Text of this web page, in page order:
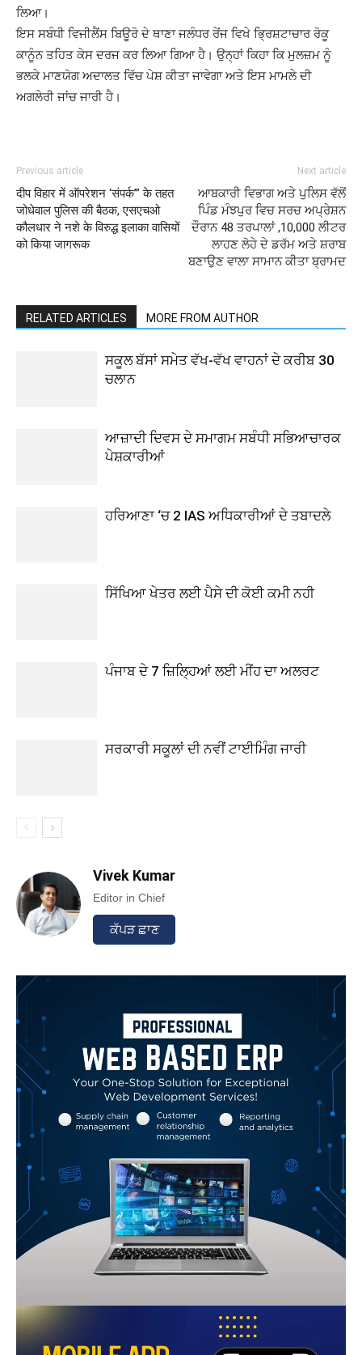
ਲਿਆ।
ਇਸ ਸਬੰਧੀ ਵਿਜੀਲੈਂਸ ਬਿਊਰੋ ਦੇ ਥਾਣਾ ਜਲੰਧਰ ਰੇਂਜ ਵਿਖੇ ਭ੍ਰਿਸ਼ਟਾਚਾਰ ਰੋਕੂ
ਕਾਨੂੰਨ ਤਹਿਤ ਕੇਸ ਦਰਜ ਕਰ ਲਿਆ ਗਿਆ ਹੈ। ਉਨ੍ਹਾਂ ਕਿਹਾ ਕਿ ਮੁਲਜ਼ਮ ਨੂੰ
ਭਲਕੇ ਮਾਣਯੋਗ ਅਦਾਲਤ ਵਿੱਚ ਪੇਸ਼ ਕੀਤਾ ਜਾਵੇਗਾ ਅਤੇ ਇਸ ਮਾਮਲੇ ਦੀ
ਅਗਲੇਰੀ ਜਾਂਚ ਜਾਰੀ ਹੈ।
Previous article
दीप विहार में ऑपरेशन ‘संपर्क’” के तहत
जोधेवाल पुलिस की बैठक, एसएचओ
कौलधार ने नशे के विरुद्ध इलाका वासियों
को किया जागरूक
Next article
ਆਬਕਾਰੀ ਵਿਭਾਗ ਅਤੇ ਪੁਲਿਸ ਵੱਲੋਂ
ਪਿੰਡ ਮੰਝਪੁਰ ਵਿਚ ਸਰਚ ਅਪ੍ਰੇਸ਼ਨ
ਦੌਰਾਨ 48 ਤਰਪਾਲਾਂ ,10,000 ਲੀਟਰ
ਲਾਹਣ ਲੋਹੇ ਦੇ ਡਰੱਮ ਅਤੇ ਸ਼ਰਾਬ
ਬਣਾਉਣ ਵਾਲਾ ਸਾਮਾਨ ਕੀਤਾ ਬ੍ਰਾਮਦ
RELATED ARTICLES MORE FROM AUTHOR
ਸਕੂਲ ਬੱਸਾਂ ਸਮੇਤ ਵੱਖ-ਵੱਖ ਵਾਹਨਾਂ ਦੇ ਕਰੀਬ 30
ਚਲਾਨ
ਆਜ਼ਾਦੀ ਦਿਵਸ ਦੇ ਸਮਾਗਮ ਸਬੰਧੀ ਸਭਿਆਚਾਰਕ
ਪੇਸ਼ਕਾਰੀਆਂ
ਹਰਿਆਣਾ ‘ਚ 2 IAS ਅਧਿਕਾਰੀਆਂ ਦੇ ਤਬਾਦਲੇ
ਸਿੱਖਿਆ ਖੇਤਰ ਲਈ ਪੈਸੇ ਦੀ ਕੋਈ ਕਮੀ ਨਹੀ
ਪੰਜਾਬ ਦੇ 7 ਜ਼ਿਲ੍ਹਿਆਂ ਲਈ ਮੀਂਹ ਦਾ ਅਲਰਟ
ਸਰਕਾਰੀ ਸਕੂਲਾਂ ਦੀ ਨਵੀਂ ਟਾਈਮਿੰਗ ਜਾਰੀ
Vivek Kumar
Editor in Chief
ਕੱਪੜ ਛਾਣ